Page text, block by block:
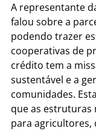
A representante
falou sobre a
podendo trazer
cooperativas de
crédito tem a
sustentável e a
comunidades.
que as estruturas
para agricultores,